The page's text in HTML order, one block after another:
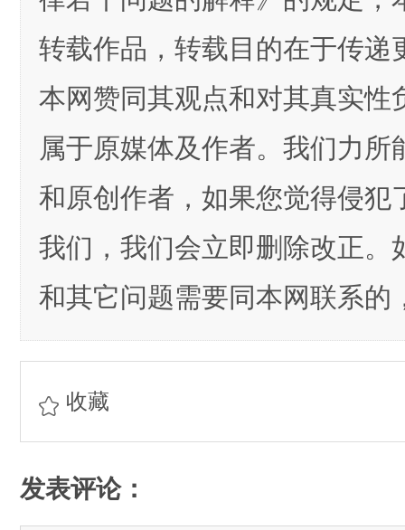
转载作品，转载目的在于传递
本网赞同其观点和对其真实性
属于原媒体及作者。我们力所
和原创作者，如果您觉得侵犯
我们，我们会立即删除改正。
和其它问题需要同本网联系的
收藏
发表评论：